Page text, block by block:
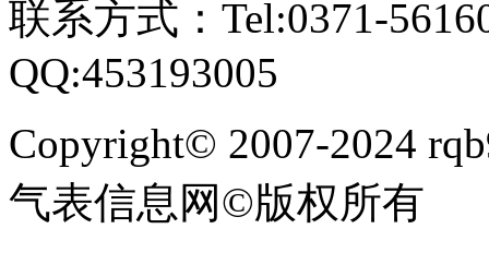
热量表信息网|
电表信息网|
水表信息网|
能源界 |